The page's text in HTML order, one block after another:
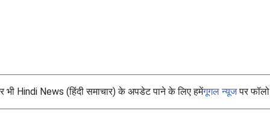
Hindi News (हिंदी समाचार) के अपडेट पाने के लिए हमेंगूगल न्यूजपर